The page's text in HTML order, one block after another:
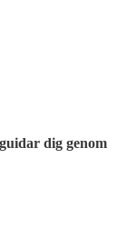
dig genom